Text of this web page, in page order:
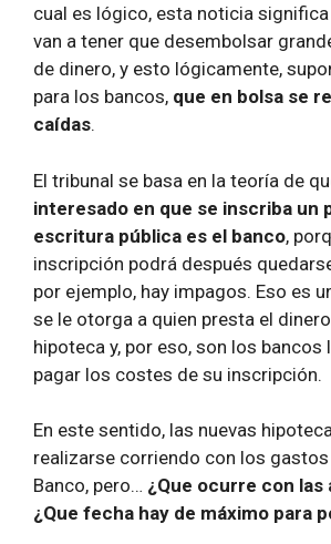
cual es lógico, esta noticia
van a tener que desembolsar
de dinero, y esto lógicamente,
para los bancos, que en bolsa se
caídas.
El tribunal se basa en la teoría de
interesado en que se inscriba un
escritura pública es el banco,
inscripción podrá después
por ejemplo, hay impagos. Eso es
se le otorga a quien presta el
hipoteca y, por eso, son los bancos
pagar los costes de su inscripción.
En este sentido, las nuevas
realizarse corriendo con los
Banco, pero… ¿Que ocurre con
¿Que fecha hay de máximo para